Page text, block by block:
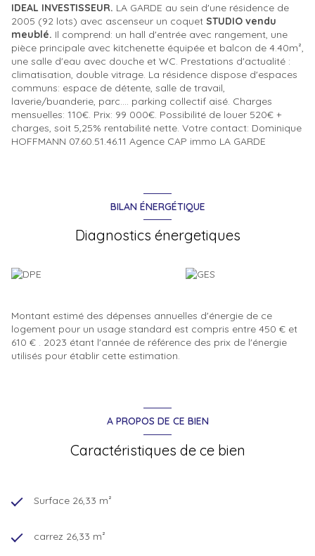
IDEAL INVESTISSEUR. LA GARDE au sein d'une résidence de
2005 (92 lots) avec ascenseur un coquet STUDIO vendu
meublé. Il comprend: un hall d'entrée avec rangement, une
pièce principale avec kitchenette équipée et balcon de 4.40m²,
une salle d'eau avec douche et WC. Prestations d'actualité :
climatisation, double vitrage. La résidence dispose d'espaces
communs: espace de détente, salle de travail,
laverie/buanderie, parc.... parking collectif aisé. Charges
mensuelles: 110€. Prix: 99 000€. Possibilité de louer 520€ +
charges, soit 5,25% rentabilité nette. Votre contact: Dominique
HOFFMANN 07.60.51.46.11 Agence CAP immo LA GARDE
BILAN ÉNERGÉTIQUE
Diagnostics énergetiques
Montant estimé des dépenses annuelles d'énergie de ce
logement pour un usage standard est compris entre 450 € et
610 € . 2023 étant l'année de référence des prix de l'énergie
utilisés pour établir cette estimation.
A PROPOS DE CE BIEN
Caractéristiques de ce bien
Surface 26,33 m²
carrez 26,33 m²